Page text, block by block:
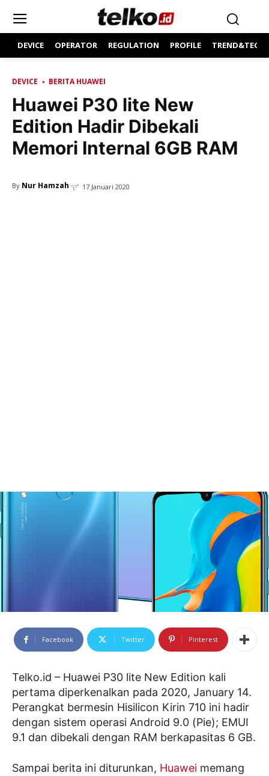
DEVICE OPERATOR REGULATION PROFILE
DEVICE BERITA HUAWEI
Huawei P30 lite New
Edition Hadir Dibekali
Memori Internal 6GB RAM
By Nur Hamzah 17 Januari 2020
Facebook Twitter Pinterest
Telko.id – Huawei P30 lite New Edition kali
pertama diperkenalkan pada 2020, January 14.
Perangkat bermesin Hisilicon Kirin 710 ini hadir
dengan sistem operasi Android 9.0 (Pie); EMUI
9.1 dan dibekali dengan RAM berkapasitas 6 GB.
Sampai berita ini diturunkan, Huawei memang